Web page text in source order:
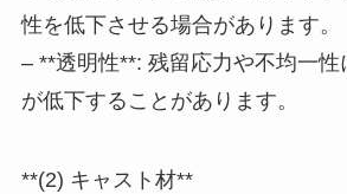
性を低下させる場合があります。
– **透明性**: 残留応力や不均一性
が低下することがあります。
**(2) キャスト材**